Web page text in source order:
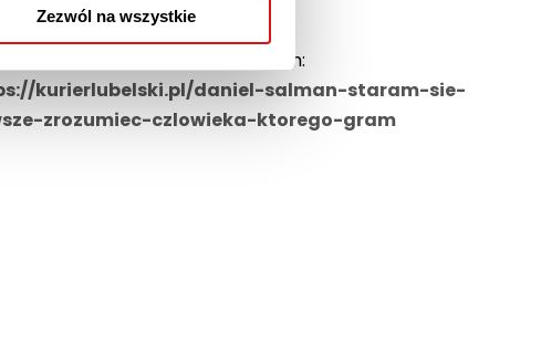
Zezwól na wszystkie
ukazał się w Kurierze Lubelskim:
kurierlubelski.pl/daniel-salman-staram-sie-
zrozumiec-czlowieka-ktorego-gram